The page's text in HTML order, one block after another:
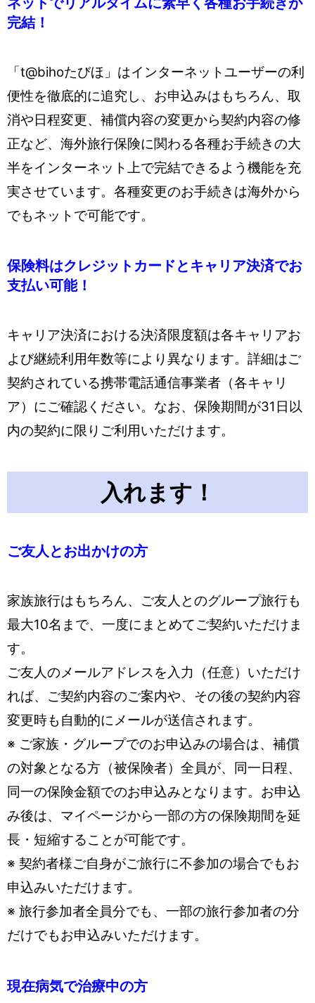
完結！
「t@bihoたびほ」はインターネットユーザーの利
便性を徹底的に追究し、お申込みはもちろん、取
消や日程変更、補償内容の変更から契約内容の修
正など、海外旅行保険に関わる各種お手続きの大
半をインターネット上で完結できるよう機能を充
実させています。各種変更のお手続きは海外から
でもネットで可能です。
保険料はクレジットカードとキャリア決済でお
支払い可能！
キャリア決済における決済限度額は各キャリアお
よび継続利用年数等により異なります。詳細はご
契約されている携帯電話通信事業者（各キャリ
ア）にご確認ください。なお、保険期間が31日以
内の契約に限りご利用いただけます。
入れます！
ご友人とお出かけの方
家族旅行はもちろん、ご友人とのグループ旅行も
最大10名まで、一度にまとめてご契約いただけま
す。
ご友人のメールアドレスを入力（任意）いただけ
れば、ご契約内容のご案内や、その後の契約内容
変更時も自動的にメールが送信されます。
※ ご家族・グループでのお申込みの場合は、補償
の対象となる方（被保険者）全員が、同一日程、
同一の保険金額でのお申込みとなります。お申込
み後は、マイページから一部の方の保険期間を延
長・短縮することが可能です。
※ 契約者様ご自身がご旅行に不参加の場合でもお
申込みいただけます。
※ 旅行参加者全員分でも、一部の旅行参加者の分
だけでもお申込みいただけます。
現在病気で治療中の方